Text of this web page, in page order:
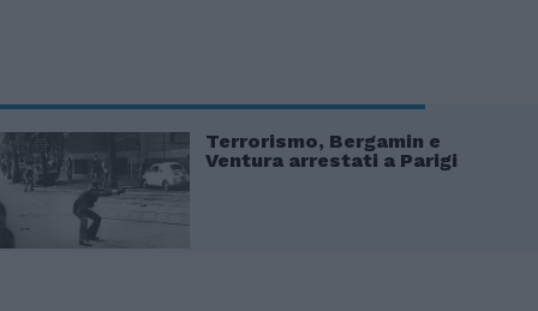
Terrorismo, Bergamin e
Ventura arrestati a Parigi